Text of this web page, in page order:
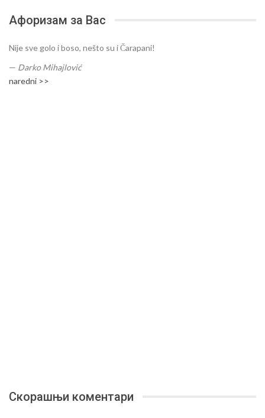
Афоризам за Вас
Nije sve golo i boso, nešto su i Čarapani!
— Darko Mihajlović
naredni >>
Скорашњи коментари